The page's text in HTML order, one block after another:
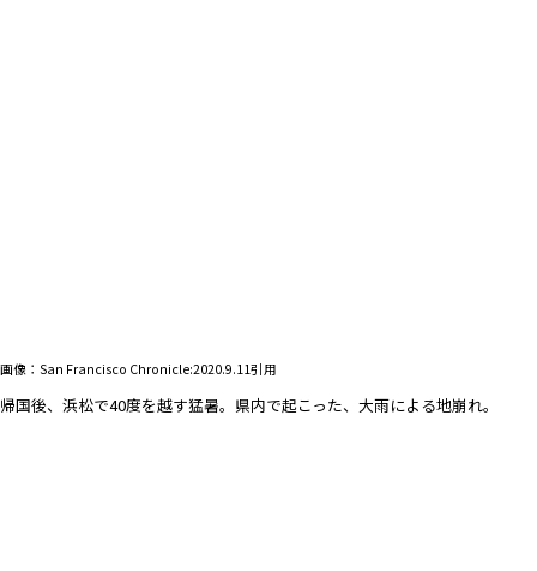
画像：San Francisco Chronicle:2020.9.11引用
帰国後、浜松で40度を越す猛暑。県内で起こった、大雨による地崩れ。